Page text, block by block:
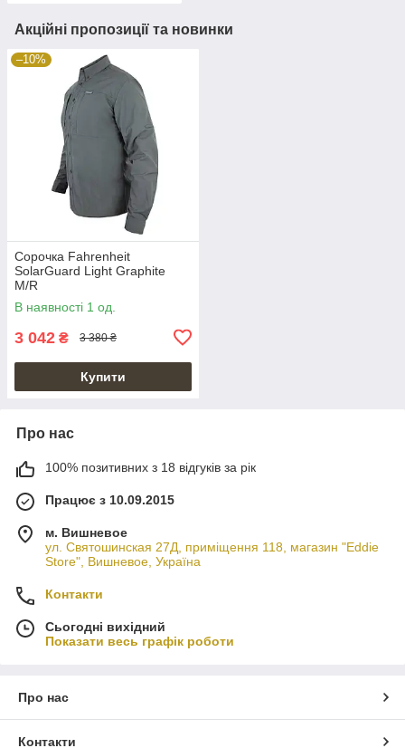
Акційні пропозиції та новинки
–10%
Сорочка Fahrenheit
SolarGuard Light Graphite
M/R
В наявності 1 од.
3 042 ₴ 3 380 ₴
Купити
Про нас
100% позитивних з 18 відгуків за рік
Працює з 10.09.2015
м. Вишневое
ул. Святошинская 27Д, приміщення 118, магазин "Eddie
Store", Вишневое, Україна
Контакти
Сьогодні вихідний
Показати весь графік роботи
Про нас
Контакти